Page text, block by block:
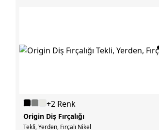
+2 Renk
Origin Diş Fırçalığı
Tekli, Yerden, Fırçalı Nikel